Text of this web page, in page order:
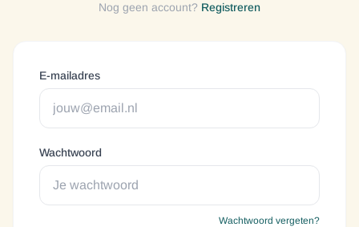
Nog geen account? Registreren
E-mailadres
Wachtwoord
Wachtwoord vergeten?